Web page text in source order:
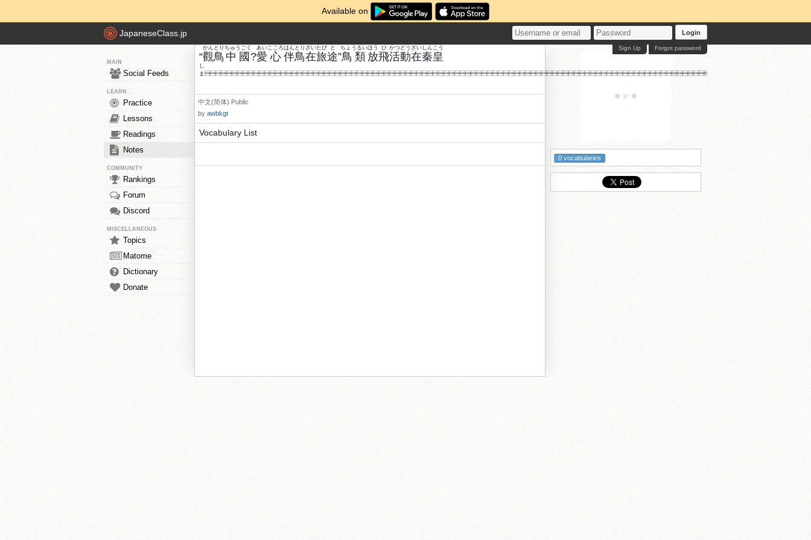
Available on
JapaneseClass.jp Login
Forgot password
Sign Up
MAIN
Social Feeds
LEARN
Practice
Lessons
Readings
Notes
COMMUNITY
Rankings
Forum
Discord
MISCELLANEOUS
Topics
Matome
Dictionary
Donate
“觀
かん
鳥
とり
中國
ちゅうごく
?愛
あい
心
こころ
伴
はん
鳥
とり
在
ざい
旅
たび
途
と
”鳥類
ちょうるい
放
ほう
飛
ひ
活動
かつどう
在
ざい
秦
しん
皇
こう
し
ま
中文(简体) Public
by awbkgt
Vocabulary List
0 vocabularies